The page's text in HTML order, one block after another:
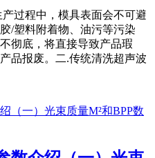
过程中，模具表面会不可避
/塑料附着物、油污等污染
彻底，将直接导致产品瑕
品报废。二.传统清洗超声波